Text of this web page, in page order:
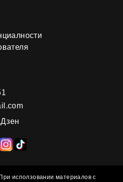
исползовании материалов с